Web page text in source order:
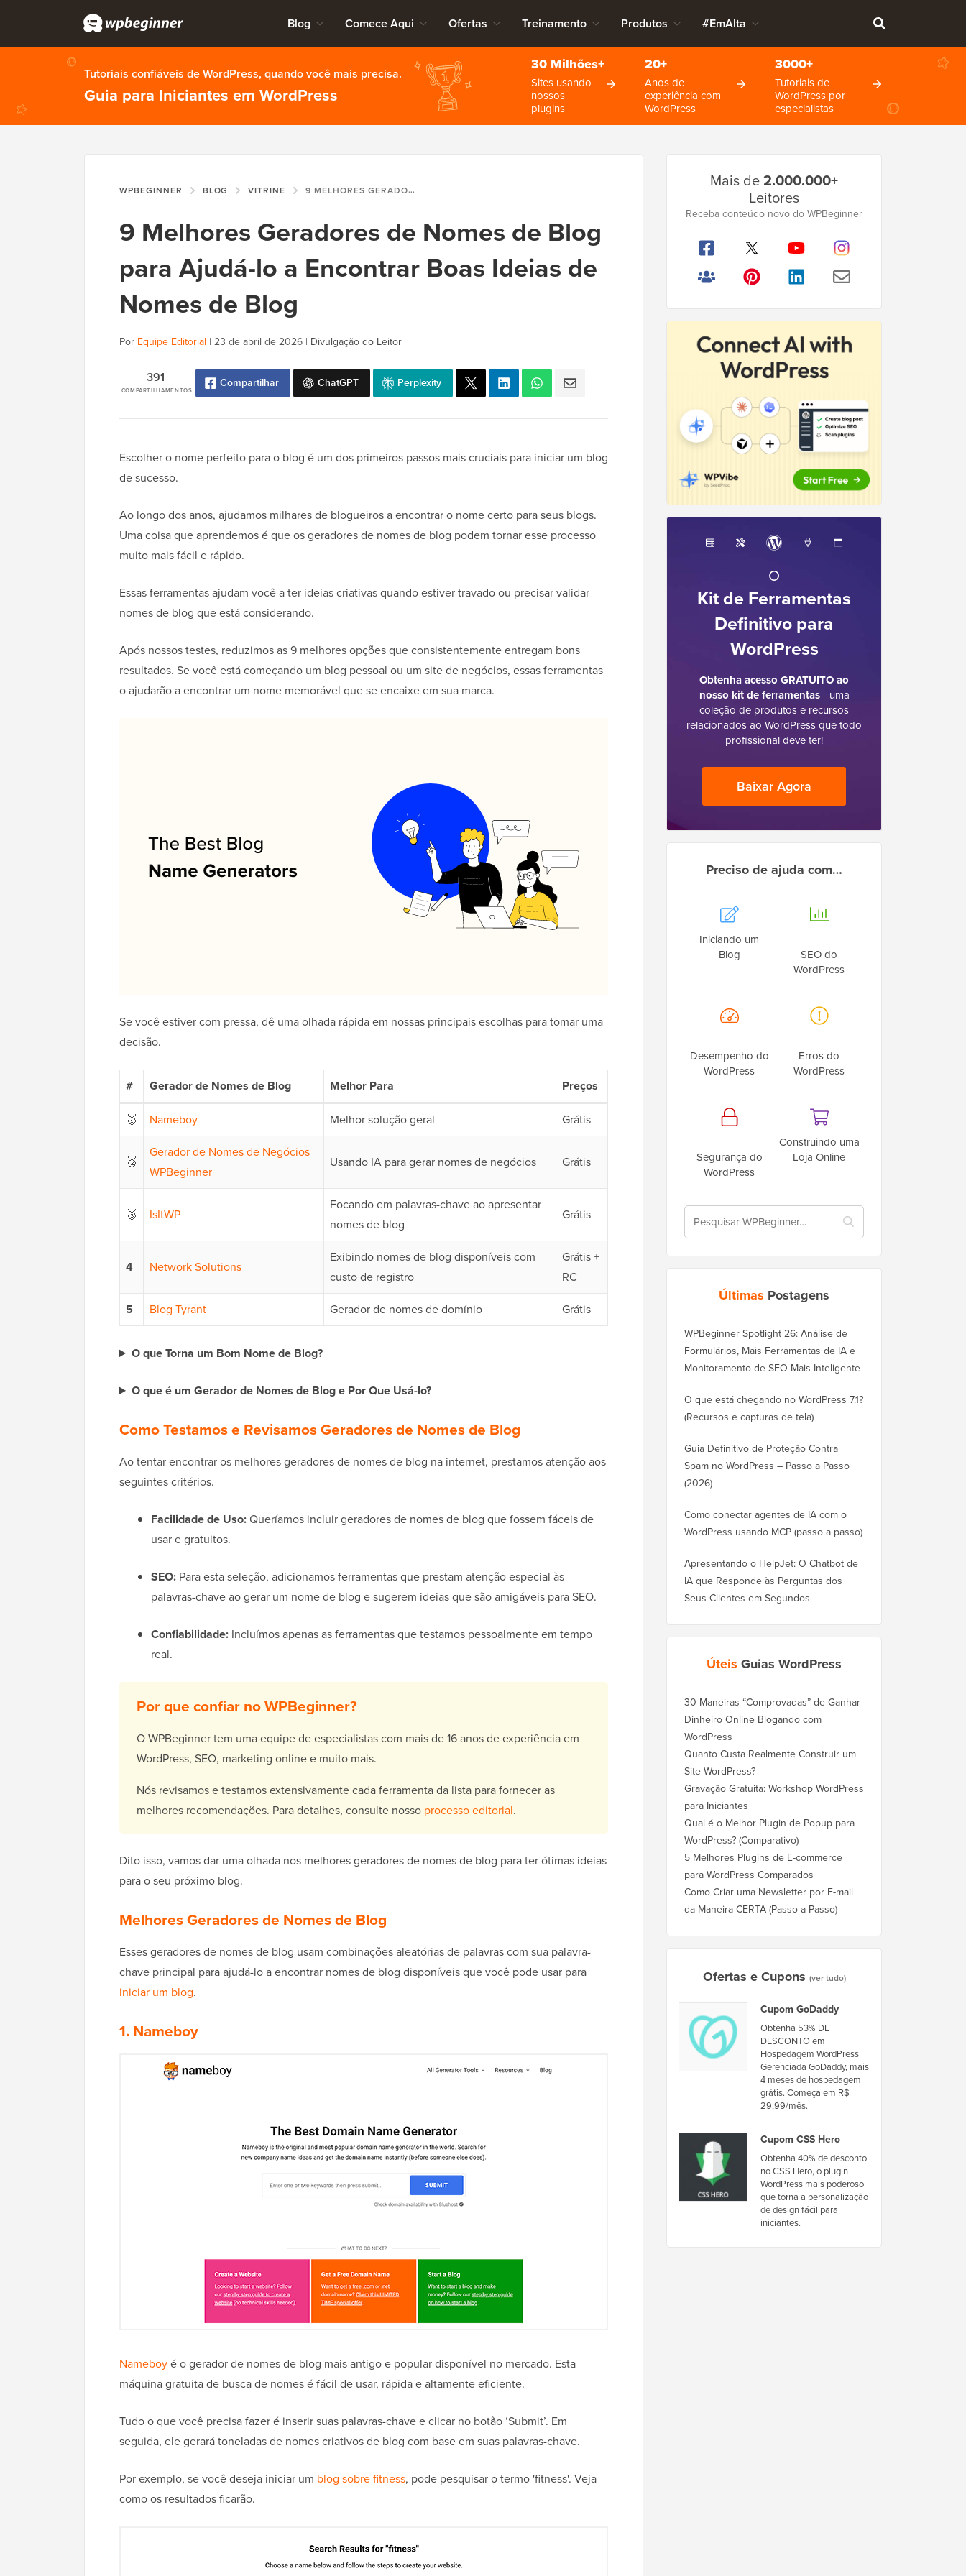
Blog Comece Aqui Ofertas Treinamento Produtos #EmAlta
Tutoriais confiáveis de WordPress, quando você mais precisa.
Guia para Iniciantes em WordPress
30 Milhões+
Sites usando
nossos
plugins
20+
Anos de
experiência com
WordPress
3000+
Tutoriais de
WordPress por
especialistas
WPBEGINNER BLOG VITRINE 9 MELHORES GERADORES DE NOMES DE BLOG PARA AJUDÁ-LO A ENCONTRAR BOAS IDEIAS DE NOMES DE BLOG
9 Melhores Geradores de Nomes de Blog
para Ajudá-lo a Encontrar Boas Ideias de
Nomes de Blog
Por Equipe Editorial | 23 de abril de 2026 | Divulgação do Leitor
COMPARTILHAMENTOS
391 Compartilhar ChatGPT Perplexity
Escolher o nome perfeito para o blog é um dos primeiros passos mais cruciais para iniciar um blog
de sucesso.
Ao longo dos anos, ajudamos milhares de blogueiros a encontrar o nome certo para seus blogs.
Uma coisa que aprendemos é que os geradores de nomes de blog podem tornar esse processo
muito mais fácil e rápido.
Essas ferramentas ajudam você a ter ideias criativas quando estiver travado ou precisar validar
nomes de blog que está considerando.
Após nossos testes, reduzimos as 9 melhores opções que consistentemente entregam bons
resultados. Se você está começando um blog pessoal ou um site de negócios, essas ferramentas
o ajudarão a encontrar um nome memorável que se encaixe em sua marca.
Se você estiver com pressa, dê uma olhada rápida em nossas principais escolhas para tomar uma
decisão.
# Gerador de Nomes de Blog Melhor Para Preços
🥇 Nameboy Melhor solução geral Grátis
🥈
Gerador de Nomes de Negócios
WPBeginner
Usando IA para gerar nomes de negócios Grátis
🥉 IsItWP
Focando em palavras-chave ao apresentar
nomes de blog
Grátis
4 Network Solutions
Exibindo nomes de blog disponíveis com
custo de registro
Grátis +
RC
5
Blog Tyrant Gerador de nomes de domínio Grátis
O que Torna um Bom Nome de Blog?
O que é um Gerador de Nomes de Blog e Por Que Usá-lo?
Como Testamos e Revisamos Geradores de Nomes de Blog
Ao tentar encontrar os melhores geradores de nomes de blog na internet, prestamos atenção aos
seguintes critérios.
Facilidade de Uso:Queríamos incluir geradores de nomes de blog que fossem fáceis de
usar e gratuitos.
SEO: Para esta seleção, adicionamos ferramentas que prestam atenção especial às
palavras-chave ao gerar um nome de blog e sugerem ideias que são amigáveis para SEO.
Confiabilidade: Incluímos apenas as ferramentas que testamos pessoalmente em tempo
real.
Por que confiar no WPBeginner?
O WPBeginner tem uma equipe de especialistas com mais de 16 anos de experiência em
WordPress, SEO, marketing online e muito mais.
Nós revisamos e testamos extensivamente cada ferramenta da lista para fornecer as
melhores recomendações. Para detalhes, consulte nosso processo editorial.
Dito isso, vamos dar uma olhada nos melhores geradores de nomes de blog para ter ótimas ideias
para o seu próximo blog.
Melhores Geradores de Nomes de Blog
Esses geradores de nomes de blog usam combinações aleatórias de palavras com sua palavra-
chave principal para ajudá-lo a encontrar nomes de blog disponíveis que você pode usar para
iniciar um blog.
1. Nameboy
Nameboyé o gerador de nomes de blog mais antigo e popular disponível no mercado. Esta
máquina gratuita de busca de nomes é fácil de usar, rápida e altamente eficiente.
Tudo o que você precisa fazer é inserir suas palavras-chave e clicar no botão ‘Submit’. Em
seguida, ele gerará toneladas de nomes criativos de blog com base em suas palavras-chave.
Por exemplo, se você deseja iniciar um blog sobre fitness, pode pesquisar o termo 'fitness'. Veja
como os resultados ficarão.
Lateral
Principal
Mais de2.000.000+
Leitores
Receba conteúdo novo do WPBeginner
O
Kit de Ferramentas
Definitivo para
WordPress
Obtenha acesso GRATUITO ao
nosso kit de ferramentas- uma
coleção de produtos e recursos
relacionados ao WordPress que todo
profissional deve ter!
Baixar Agora
Preciso de ajuda com…
Iniciando um
Blog
SEO do
WordPress
Desempenho do
WordPress
Erros do
WordPress
Segurança do
WordPress
Construindo uma
Loja Online
Últimas Postagens
WPBeginner Spotlight 26: Análise de
Formulários, Mais Ferramentas de IA e
Monitoramento de SEO Mais Inteligente
O que está chegando no WordPress 7.1?
(Recursos e capturas de tela)
Guia Definitivo de Proteção Contra
Spam no WordPress – Passo a Passo
(2026)
Como conectar agentes de IA com o
WordPress usando MCP (passo a passo)
Apresentando o HelpJet: O Chatbot de
IA que Responde às Perguntas dos
Seus Clientes em Segundos
Úteis Guias WordPress
30 Maneiras “Comprovadas” de Ganhar
Dinheiro Online Blogando com
WordPress
Quanto Custa Realmente Construir um
Site WordPress?
Gravação Gratuita: Workshop WordPress
para Iniciantes
Qual é o Melhor Plugin de Popup para
WordPress? (Comparativo)
5 Melhores Plugins de E-commerce
para WordPress Comparados
Como Criar uma Newsletter por E-mail
da Maneira CERTA (Passo a Passo)
Ofertas e Cupons (ver tudo)
Cupom GoDaddy
Obtenha 53% DE
DESCONTO em
Hospedagem WordPress
Gerenciada GoDaddy, mais
4 meses de hospedagem
grátis. Começa em R$
29,99/mês.
Cupom CSS Hero
Obtenha 40% de desconto
no CSS Hero, o plugin
WordPress mais poderoso
que torna a personalização
de design fácil para
iniciantes.